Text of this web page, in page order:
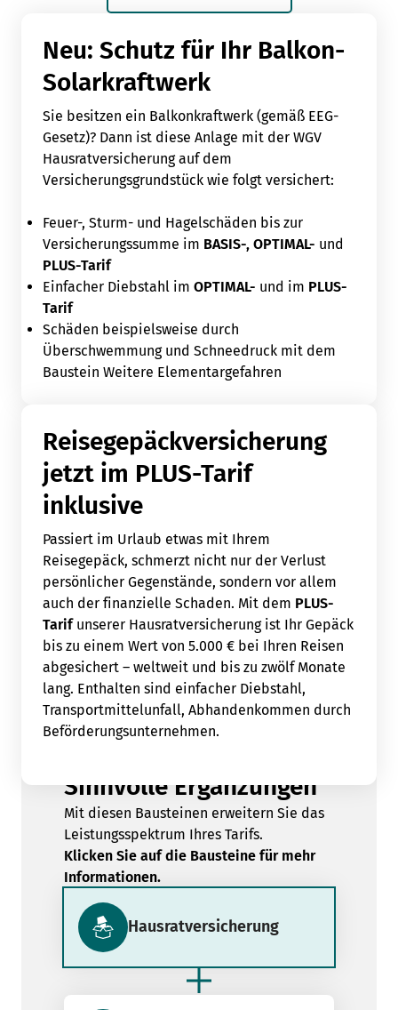
Neu: Schutz für Ihr Balkon-
Solarkraftwerk
Sie besitzen ein Balkonkraftwerk (gemäß EEG-
Gesetz)? Dann ist diese Anlage mit der WGV
Hausratversicherung auf dem
Versicherungsgrundstück wie folgt versichert:
Feuer-, Sturm- und Hagelschäden bis zur
Versicherungssumme im BASIS-, OPTIMAL- und
PLUS-Tarif
Einfacher Diebstahl im OPTIMAL- und im PLUS-
Tarif
Schäden beispielsweise durch
Überschwemmung und Schneedruck mit dem
Baustein Weitere Elementargefahren
Reisegepäckversicherung
jetzt im PLUS-Tarif
inklusive
Passiert im Urlaub etwas mit Ihrem
Reisegepäck, schmerzt nicht nur der Verlust
persönlicher Gegenstände, sondern vor allem
auch der finanzielle Schaden. Mit dem PLUS-
Tarifunserer Hausratversicherung ist Ihr Gepäck
bis zu einem Wert von 5.000 € bei Ihren Reisen
abgesichert – weltweit und bis zu zwölf Monate
lang. Enthalten sind einfacher Diebstahl,
Transportmittelunfall, Abhandenkommen durch
Beförderungsunternehmen.
Sinnvolle Ergänzungen
Mit diesen Bausteinen erweitern Sie das
Leistungsspektrum Ihres Tarifs.
Klicken Sie auf die Bausteine für mehr
Informationen.
Hausratversicherung